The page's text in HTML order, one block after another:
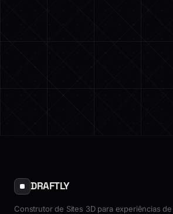
DRAFTLY
Construtor de Sites 3D para experiências de